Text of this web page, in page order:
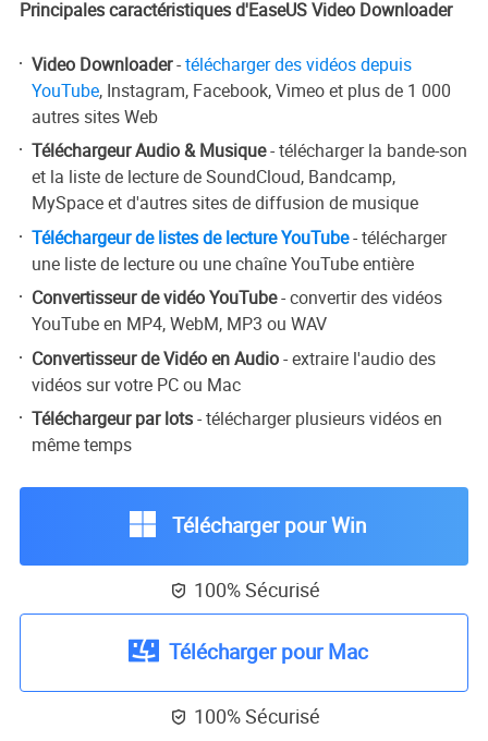
Principales caractéristiques d'EaseUS Video Downloader
Video Downloader-télécharger des vidéos depuis
YouTube, Instagram, Facebook, Vimeo et plus de 1 000
autres sites Web
Téléchargeur Audio & Musique- télécharger la bande-son
et la liste de lecture de SoundCloud, Bandcamp,
MySpace et d'autres sites de diffusion de musique
Téléchargeur de listes de lecture YouTube-télécharger
une liste de lecture ou une chaîne YouTube entière
Convertisseur de vidéo YouTube- convertir des vidéos
YouTube en MP4, WebM, MP3 ou WAV
Convertisseur de Vidéo en Audio- extraire l'audio des
vidéos sur votre PC ou Mac
Téléchargeur par lots- télécharger plusieurs vidéos en
même temps
Télécharger pour Win
 100% Sécurisé
Télécharger pour Mac
 100% Sécurisé